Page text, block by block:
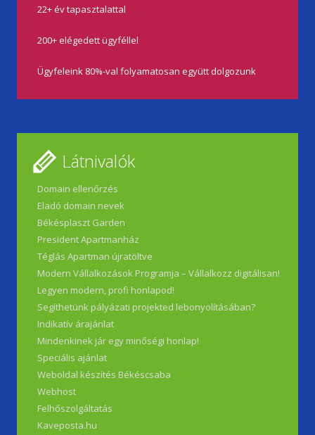
22+ év tapasztalattal
200+ elégedett ügyféllel
Ügyfeleink 80%-val folyamatosan együtt dolgozunk
Látnivalók
Domain ellenőrzés
Eladó domain nevek
Békésplaszt Garden
President Apartmanház
Téglás Apartman újratöltve
Modern Vállalkozások Programja – Vállalkozz digitálisan!
Legyen modern, profi honlapod!
Segíthetünk pályázati projekted lebonyolításában?
Indikatív árajánlat
Mindenkinek jár egy minőségi honlap!
Speciális ajánlat
Weboldal készítés Békéscsaba
Webhost
Felhőszolgáltatás
Kaveposta.hu